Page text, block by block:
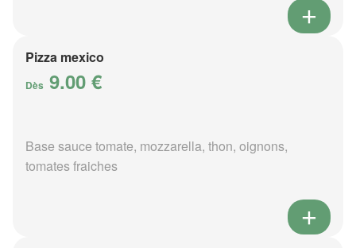
Pizza mexico
Dès 9.00 €
Base sauce tomate, mozzarella, thon, oignons,
tomates fraiches